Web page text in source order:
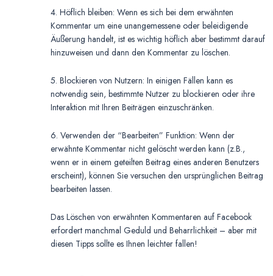
4. Höflich bleiben: Wenn es sich bei dem erwähnten
Kommentar um eine unangemessene oder beleidigende
Äußerung handelt, ist es wichtig höflich aber bestimmt darauf
hinzuweisen und dann den Kommentar zu löschen.
5. Blockieren von Nutzern: In einigen Fällen kann es
notwendig sein, bestimmte Nutzer zu blockieren oder ihre
Interaktion mit Ihren Beiträgen einzuschränken.
6. Verwenden der “Bearbeiten” Funktion: Wenn der
erwähnte Kommentar nicht gelöscht werden kann (z.B.,
wenn er in einem geteilten Beitrag eines anderen Benutzers
erscheint), können Sie versuchen den ursprünglichen Beitrag
bearbeiten lassen.
Das Löschen von erwähnten Kommentaren auf Facebook
erfordert manchmal Geduld und Beharrlichkeit – aber mit
diesen Tipps sollte es Ihnen leichter fallen!